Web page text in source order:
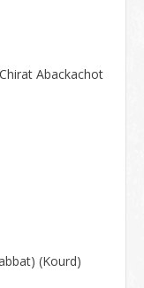
Abackachot
(Kourd)